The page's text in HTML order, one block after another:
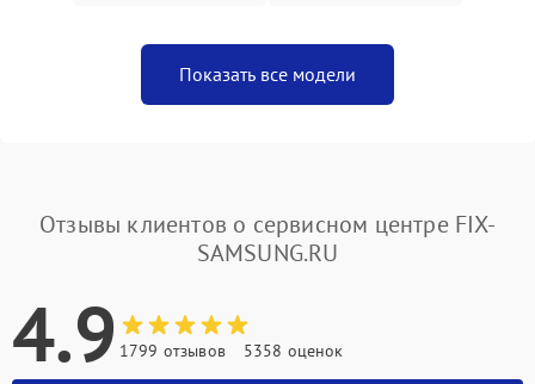
Показать все модели
Отзывы клиентов о сервисном центре FIX-
SAMSUNG.RU
4.9 1799 отзывов 5358 оценок